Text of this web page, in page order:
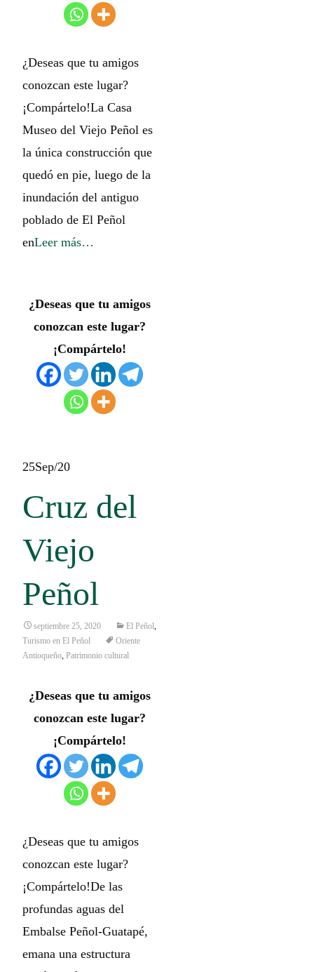
¿Deseas que tu amigos
conozcan este lugar?
¡Compártelo!La Casa
Museo del Viejo Peñol es
la única construcción que
quedó en pie, luego de la
inundación del antiguo
poblado de El Peñol
enLeer más…
¿Deseas que tu amigos
conozcan este lugar?
¡Compártelo!
25Sep/20
Cruz del
Viejo
Peñol
septiembre 25, 2020 El Peñol
Turismo en El Peñol
Oriente
Antioqueño Patrimonio cultural
¿Deseas que tu amigos
conozcan este lugar?
¡Compártelo!
¿Deseas que tu amigos
conozcan este lugar?
¡Compártelo!De las
profundas aguas del
Embalse Peñol-Guatapé,
emana una estructura